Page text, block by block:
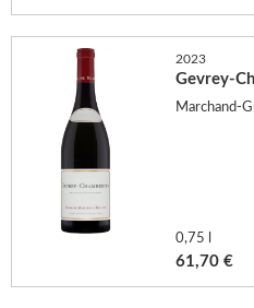
2023
Gevrey-
Marchand-
0,75 l
61,70 €